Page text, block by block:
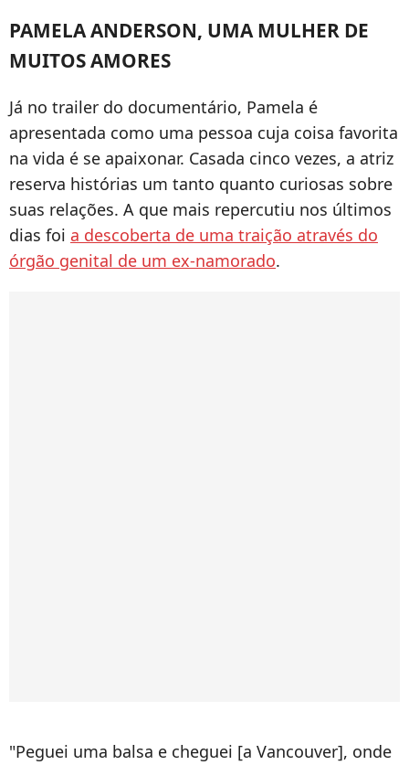
PAMELA ANDERSON, UMA MULHER DE
MUITOS AMORES
Já no trailer do documentário, Pamela é
apresentada como uma pessoa cuja coisa favorita
na vida é se apaixonar. Casada cinco vezes, a atriz
reserva histórias um tanto quanto curiosas sobre
suas relações. A que mais repercutiu nos últimos
dias foi a descoberta de uma traição através do
órgão genital de um ex-namorado.
"Peguei uma balsa e cheguei [a Vancouver], onde